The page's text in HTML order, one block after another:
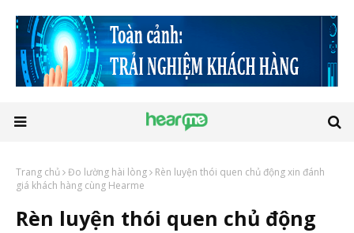
Trang chủ Đo lường hài lòng
Rèn luyện thói quen chủ động xin đánh
giá khách hàng cùng Hearme
Rèn luyện thói quen chủ động